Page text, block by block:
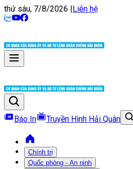
thứ sáu, 7/8/2026 |Liên hệ
Báo In Truyền Hình Hải Quân
Chính trị
Quốc phòng - An ninh